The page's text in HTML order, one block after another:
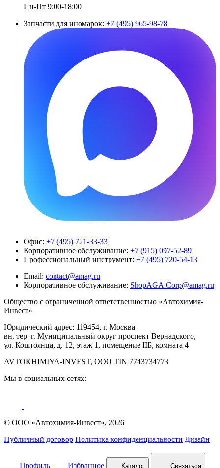
Пн-Пт 9:00-18:00
Запчасти для иномарок: +7 (495) 965-98-78
Офис: +7 (495) 721-33-33
Корпоративное обслуживание: +7 (915) 097-52-89
Профессиональный инструмент: +7 (495) 720-54-13
Email: contact@amag.ru
Корпоративное обслуживание: ShopAGA.Corp@amag.ru
Общество с ограниченной ответственностью «Автохимия-
Инвест»
Юридический адрес: 119454, г. Москва
вн. тер. г. Муниципальный округ проспект Вернадского,
ул. Коштоянца, д. 12, этаж 1, помещение IIБ, комната 4
AVTOKHIMIYA-INVEST, OOO TIN 7743734773
Мы в социальных сетях:
© ООО «Автохимия-Инвест», 2026
Публичный договор Политика конфиденциальности Дизайн
Профиль Избранное Каталог Связаться